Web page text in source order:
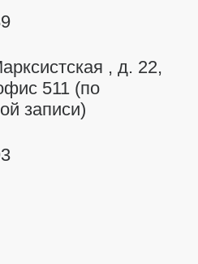
, д. 22,
511 (по
записи)